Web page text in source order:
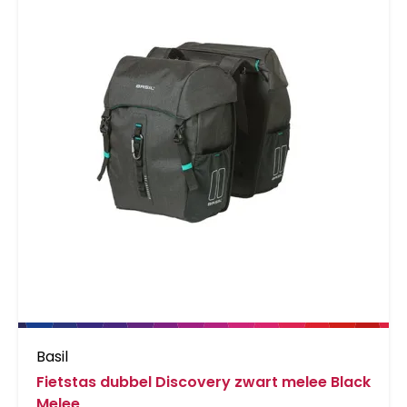
Basil
Fietstas dubbel Discovery zwart melee Black